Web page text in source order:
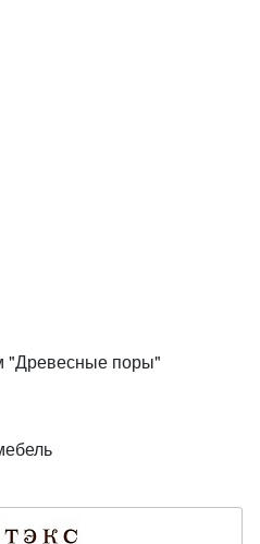
"Древесные поры"